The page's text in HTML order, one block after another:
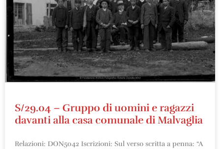
S/29.04 – Gruppo di uomini e ragazzi
davanti alla casa comunale di Malvaglia
Relazioni: DON5042 Iscrizioni: Sul verso scritta a penna: “A